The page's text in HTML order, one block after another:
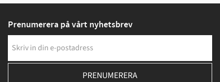
Prenumerera på vårt nyhetsbrev
PRENUMERERA